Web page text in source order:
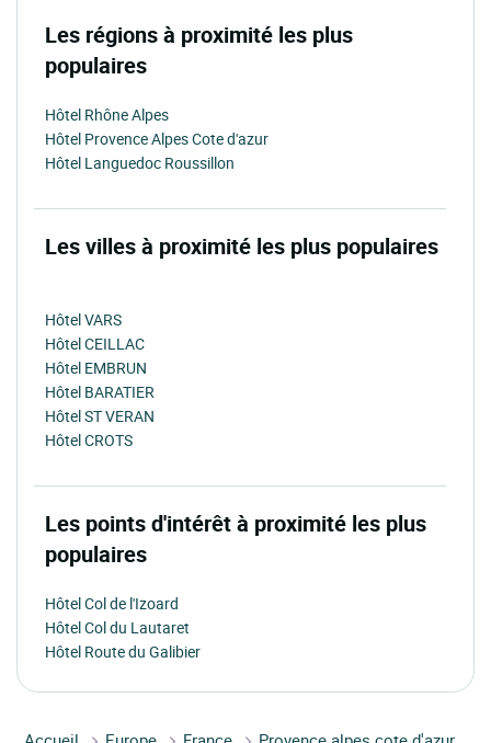
Les régions à proximité les plus
populaires
Hôtel Rhône Alpes
Hôtel Provence Alpes Cote d'azur
Hôtel Languedoc Roussillon
Les villes à proximité les plus populaires
Hôtel VARS
Hôtel CEILLAC
Hôtel EMBRUN
Hôtel BARATIER
Hôtel ST VERAN
Hôtel CROTS
Les points d'intérêt à proximité les plus
populaires
Hôtel Col de l'Izoard
Hôtel Col du Lautaret
Hôtel Route du Galibier